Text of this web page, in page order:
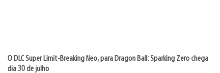
O DLC Super Limit-Breaking Neo, para Dragon Ball: Sparking Zero chega
dia 30 de julho